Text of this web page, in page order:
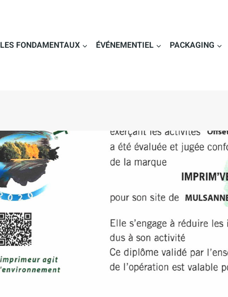
LES FONDAMENTAUX ÉVÉNEMENTIEL PACKAGING